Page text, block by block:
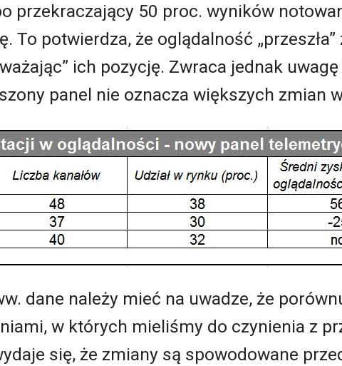
przekraczający 50 proc. wyników
To potwierdza, że oglądalność „przeszła”
ich pozycję. Zwraca jednak
panel nie oznacza większych zmian
dane należy mieć na uwadze, że
w których mieliśmy do czynienia z
się, że zmiany są spowodowane